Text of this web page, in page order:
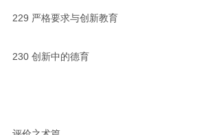
229 严格要求与创新教育
230 创新中的德育